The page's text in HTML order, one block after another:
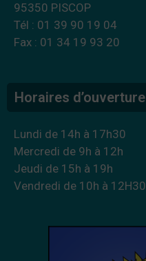
95350 PISCOP
Tél : 01 39 90 19 04
Fax : 01 34 19 93 20
Horaires d’ouverture
Lundi de 14h à 17h30
Mercredi de 9h à 12h
Jeudi de 15h à 19h
Vendredi de 10h à 12H30